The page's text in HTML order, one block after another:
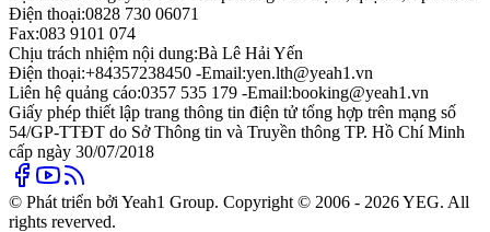
Điện thoại:0828 730 06071
Fax:083 9101 074
Chịu trách nhiệm nội dung:Bà Lê Hải Yến
Điện thoại:+84357238450 -Email:yen.lth@yeah1.vn
Liên hệ quảng cáo:0357 535 179 -Email:booking@yeah1.vn
Giấy phép thiết lập trang thông tin điện tử tổng hợp trên mạng số
54/GP-TTĐT do Sở Thông tin và Truyền thông TP. Hồ Chí Minh
cấp ngày 30/07/2018
© Phát triển bởi Yeah1 Group. Copyright © 2006 - 2026 YEG. All
rights reverved.